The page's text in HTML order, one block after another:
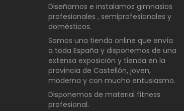
Diseñamos e instalamos gimnasios
profesionales , semiprofesionales y
domésticos.
Somos una tienda online que envía
a toda España y disponemos de una
extensa exposición y tienda en la
provincia de Castellón, joven,
moderna y con mucho entusiasmo.
Disponemos de material fitness
profesional.